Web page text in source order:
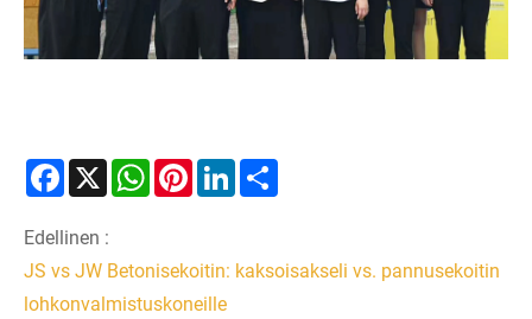
Facebook
X WhatsAppPinterestLinkedIn
Edellinen :
JS vs JW Betonisekoitin: kaksoisakseli vs. pannusekoitin
lohkonvalmistuskoneille